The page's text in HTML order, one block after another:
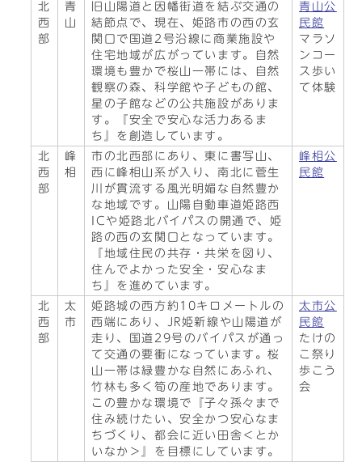
北
西
部
青
山
旧山陽道と因幡街道を結ぶ交通の
結節点で、現在、姫路市の西の玄
関口で国道2号沿線に商業施設や
住宅地域が広がっています。自然
環境も豊かで桜山一帯には、自然
観察の森、科学館や子どもの館、
星の子館などの公共施設がありま
す。『安全で安心な活力あるま
ち』を創造しています。
青山公
民館
マラソ
ンコー
ス歩い
て体験
北
西
部
峰
相
市の北西部にあり、東に書写山、
西に峰相山系が入り、南北に菅生
川が貫流する風光明媚な自然豊か
な地域です。山陽自動車道姫路西
ICや姫路北バイパスの開通で、姫
路の西の玄関口となっています。
『地域住民の共存・共栄を図り、
住んでよかった安全・安心なま
ち』を進めています。
峰相公
民館
北
西
部
太
市
姫路城の西方約10キロメートルの
西端にあり、JR姫新線や山陽道が
走り、国道29号のバイパスが通っ
て交通の要衝になっています。桜
山一帯は緑豊かな自然にあふれ、
竹林も多く筍の産地であります。
この豊かな環境で『子々孫々まで
住み続けたい、安全かつ安心なま
ちづくり、都会に近い田舎＜とか
いなか＞』を目標にしています。
太市公
民館
たけの
こ祭り
歩こう
会